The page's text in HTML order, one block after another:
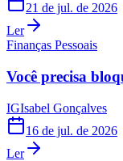
21 de jul. de 2026
Ler
Finanças Pessoais
Você precisa
IGIsabel Gonçalves
16 de jul. de 2026
Ler